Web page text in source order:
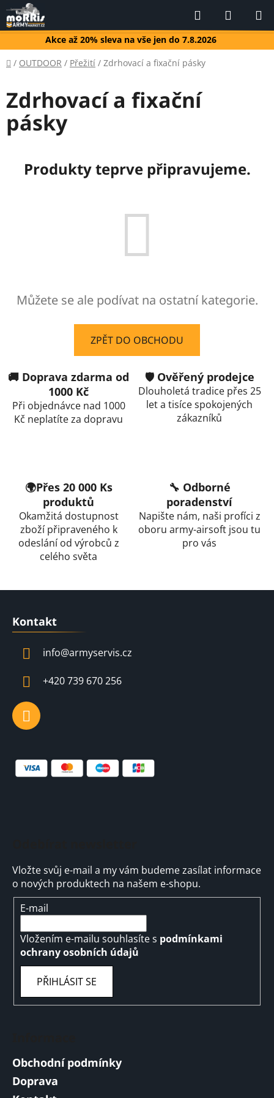
Přejít
na
obsah
Akce až 20% sleva na vše jen do 7.8.2026
Hledat
KOŠÍK
Domů
/ OUTDOOR / Přežití / Zdrhovací a fixační pásky
Zdrhovací a fixační
pásky
Produkty teprve připravujeme.
Můžete se ale podívat na ostatní kategorie.
ZPĚT DO OBCHODU
🚚 Doprava zdarma od
1000 Kč
Při objednávce nad 1000
Kč neplatíte za dopravu
🛡️ Ověřený prodejce
Dlouholetá tradice přes 25
let a tisíce spokojených
zákazníků
🌍Přes 20 000 Ks
produktů
Okamžitá dostupnost
zboží připraveného k
odeslání od výrobců z
celého světa
🔧 Odborné
poradenství
Napište nám, naši profíci z
oboru army-airsoft jsou tu
pro vás
Kontakt
info@armyservis.cz
+420 739 670 256
Vložte svůj e-mail a my vám budeme zasílat informace
o nových produktech na našem e-shopu.
E-mail
Vložením e-mailu souhlasíte s podmínkami
ochrany osobních údajů
PŘIHLÁSIT SE
Obchodní podmínky
Doprava